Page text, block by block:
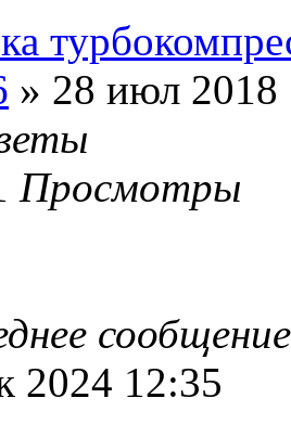
» 28 июл 2018
Просмотры
2024 12:35